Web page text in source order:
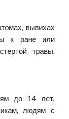
вывихах
к ране или
травы.
до 14 лет,
людям с